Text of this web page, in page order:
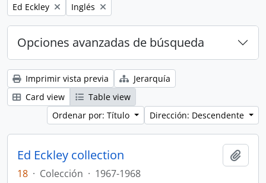
Remove filter:
Ed Eckley Remove filter:
Inglés
Opciones avanzadas de búsqueda
Imprimir vista previa
Jerarquía
Card view
Table view
Ordenar por: Título
Dirección: Descendente
Ed Eckley collection
18 · Colección · 1967-1968